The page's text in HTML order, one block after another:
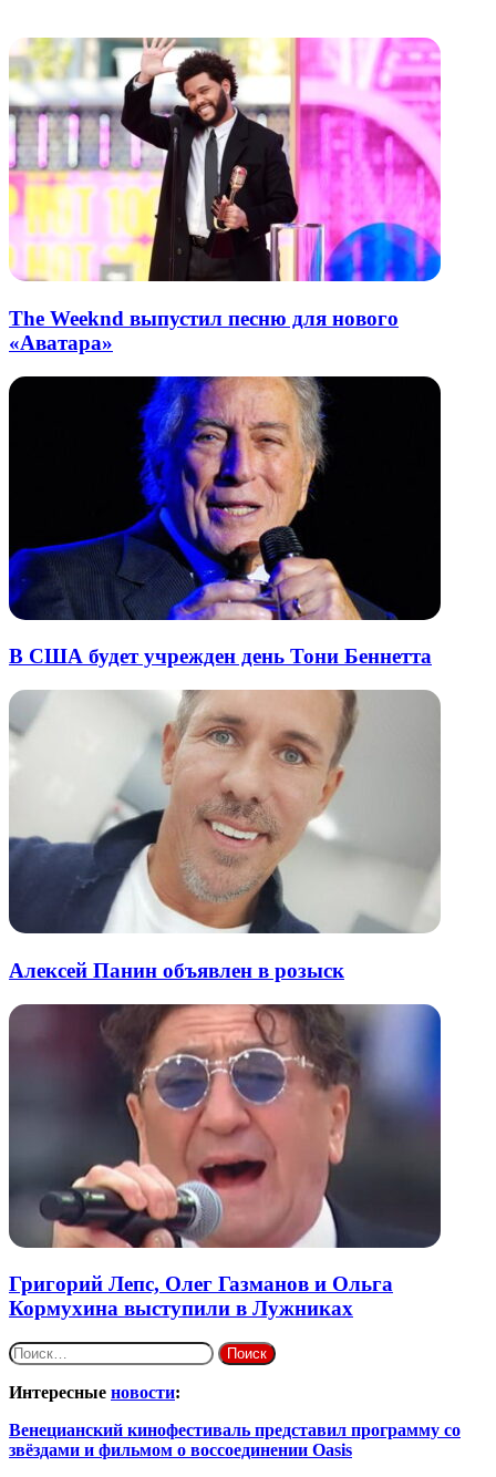
The Weeknd выпустил песню для нового
«Аватара»
В США будет учрежден день Тони Беннетта
Алексей Панин объявлен в розыск
Григорий Лепс, Олег Газманов и Ольга
Кормухина выступили в Лужниках
Найти:
Интересные новости:
Венецианский кинофестиваль представил программу со
звёздами и фильмом о воссоединении Oasis